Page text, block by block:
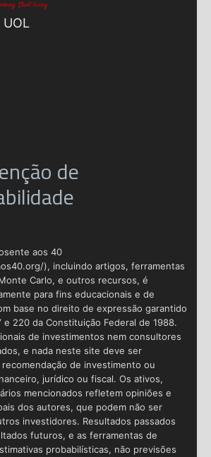
UOL
de
aos 40
), incluindo artigos, ferramentas
Carlo, e outros recursos, é
para fins educacionais e de
base no direito de expressão garantido
e 220 da Constituição Federal de 1988.
de investimentos nem consultores
e nada neste site deve ser
de investimento ou
jurídico ou fiscal. Os ativos,
mencionados refletem opiniões e
dos autores, que podem não ser
investidores. Resultados passados
futuros, e as ferramentas de
probabilísticas, não previsões